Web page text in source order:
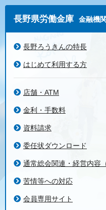
長野県労働金庫 金融機
長野ろうきんの特長
はじめて利用する方
店舗・ATM
金利・手数料
資料請求
委任状ダウンロード
通常総会関連・経営内容
苦情等への対応
会員専用サイト